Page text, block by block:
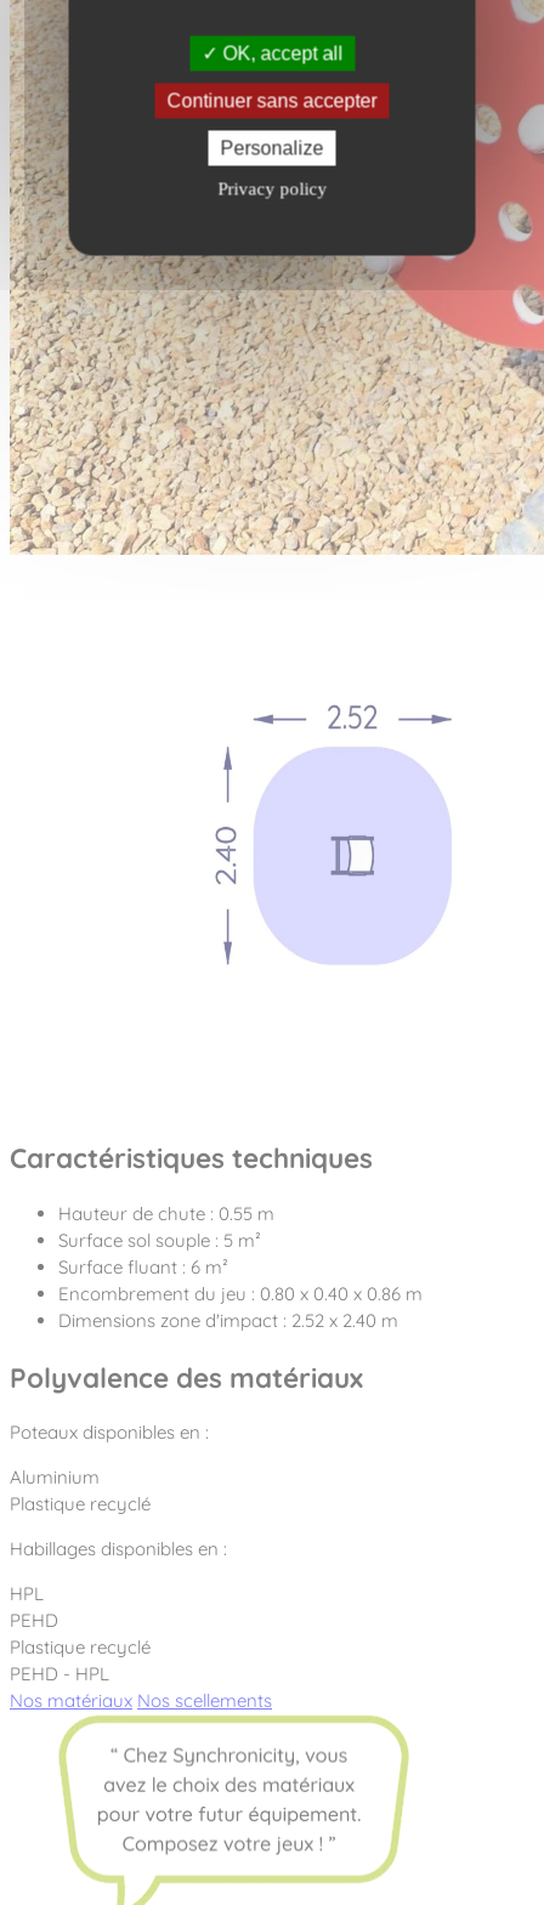
OK, accept all
Continuer sans accepter
Personalize
Privacy policy
Caractéristiques techniques
Hauteur de chute : 0.55 m
Surface sol souple : 5 m²
Surface fluant : 6 m²
Encombrement du jeu : 0.80 x 0.40 x 0.86 m
Dimensions zone d'impact : 2.52 x 2.40 m
Polyvalence des matériaux
Poteaux disponibles en :
Aluminium
Plastique recyclé
Habillages disponibles en :
HPL
PEHD
Plastique recyclé
PEHD - HPL
Nos matériaux Nos scellements